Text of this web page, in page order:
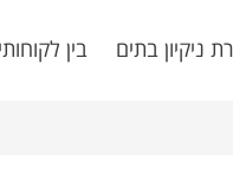
ניקיון בתים בין